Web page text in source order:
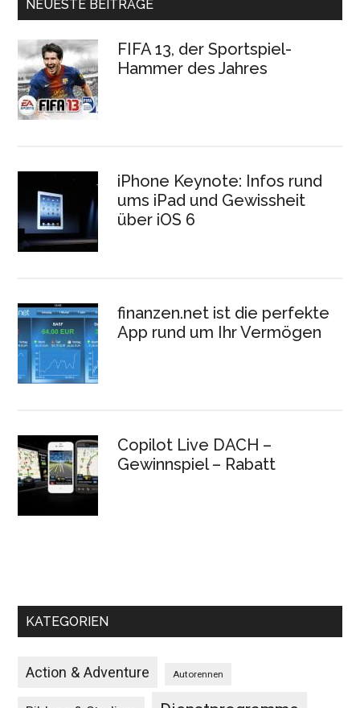
NEUESTE BEITRÄGE
FIFA 13, der Sportspiel-
Hammer des Jahres
iPhone Keynote: Infos rund
ums iPad und Gewissheit
über iOS 6
finanzen.net ist die perfekte
App rund um Ihr Vermögen
Copilot Live DACH –
Gewinnspiel – Rabatt
KATEGORIEN
Action & Adventure Autorennen